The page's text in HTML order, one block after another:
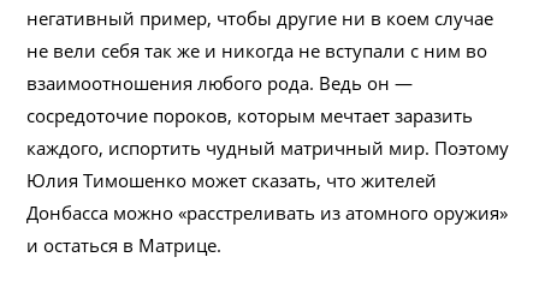
негативный пример, чтобы другие ни в коем случае
не вели себя так же и никогда не вступали с ним во
взаимоотношения любого рода. Ведь он —
сосредоточие пороков, которым мечтает заразить
каждого, испортить чудный матричный мир. Поэтому
Юлия Тимошенко может сказать, что жителей
Донбасса можно «расстреливать из атомного оружия»
и остаться в Матрице.